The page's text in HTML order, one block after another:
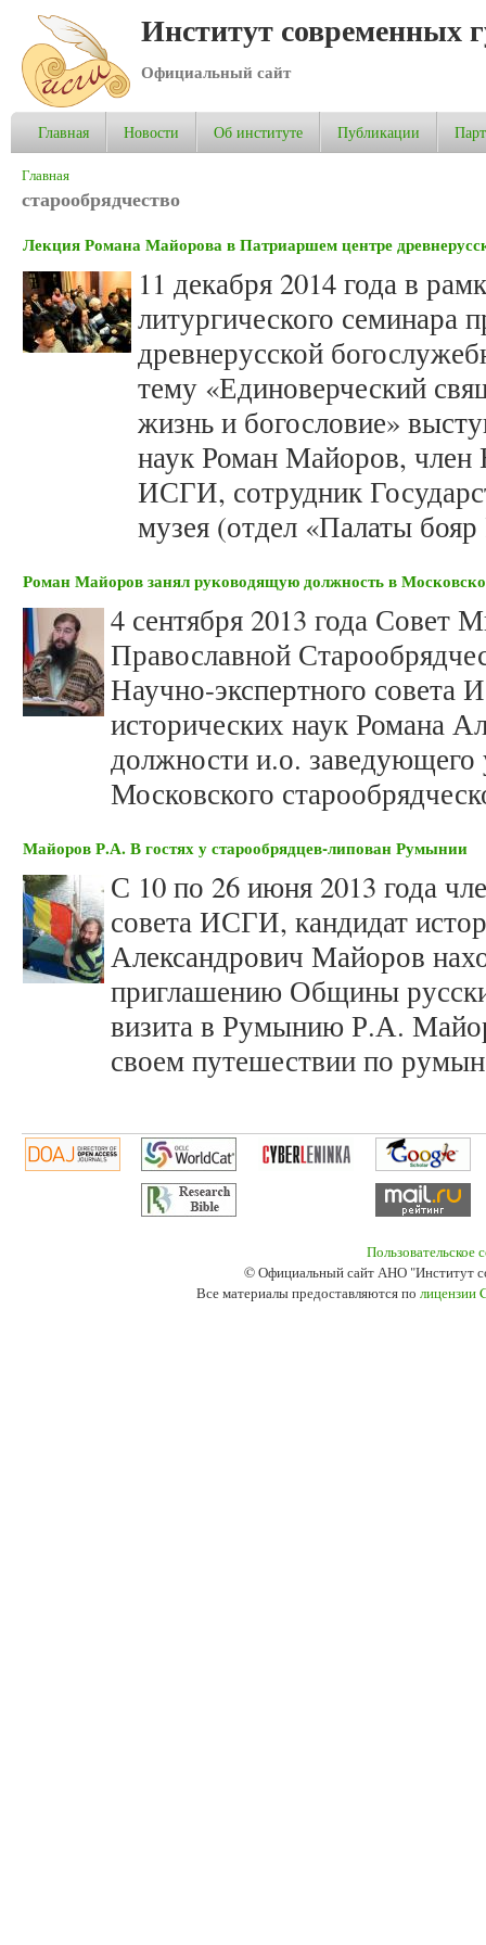
Институт современных
Официальный сайт
Главная Новости Об институте Публикации
Вы здесь
Главная
старообрядчество
Лекция Романа Майорова в Патриаршем центре
11 декабря 2014 года в
литургического семинара
древнерусской
тему «Единоверческий
жизнь и богословие»
наук Роман Майоров, член
ИСГИ, сотрудник
музея (отдел «Палаты
Роман Майоров занял руководящую должность в
4 сентября 2013 года Совет
Православной
Научно-экспертного совета
исторических наук Романа
должности и.о. заведующего
Московского
Майоров Р.А. В гостях у старообрядцев-липован Румынии
С 10 по 26 июня 2013 года
совета ИСГИ, кандидат
Александрович Майоров
приглашению Общины
визита в Румынию Р.А.
своем путешествии по
Пользовательское
© Официальный сайт АНО "Институт
Все материалы предоставляются по лицензии